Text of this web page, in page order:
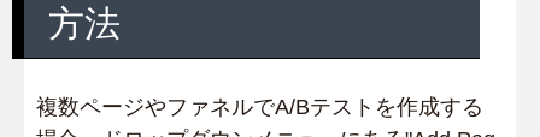
方法
複数ページやファネルでA/Bテストを作成する